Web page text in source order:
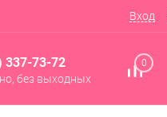
Вход
337-73-72
без выходных
0